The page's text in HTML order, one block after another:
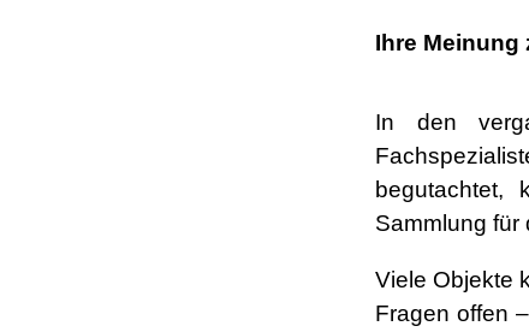
Ihre Meinung
In den
begutachtet,
Sammlung für
Viele Objekte
Fragen offen